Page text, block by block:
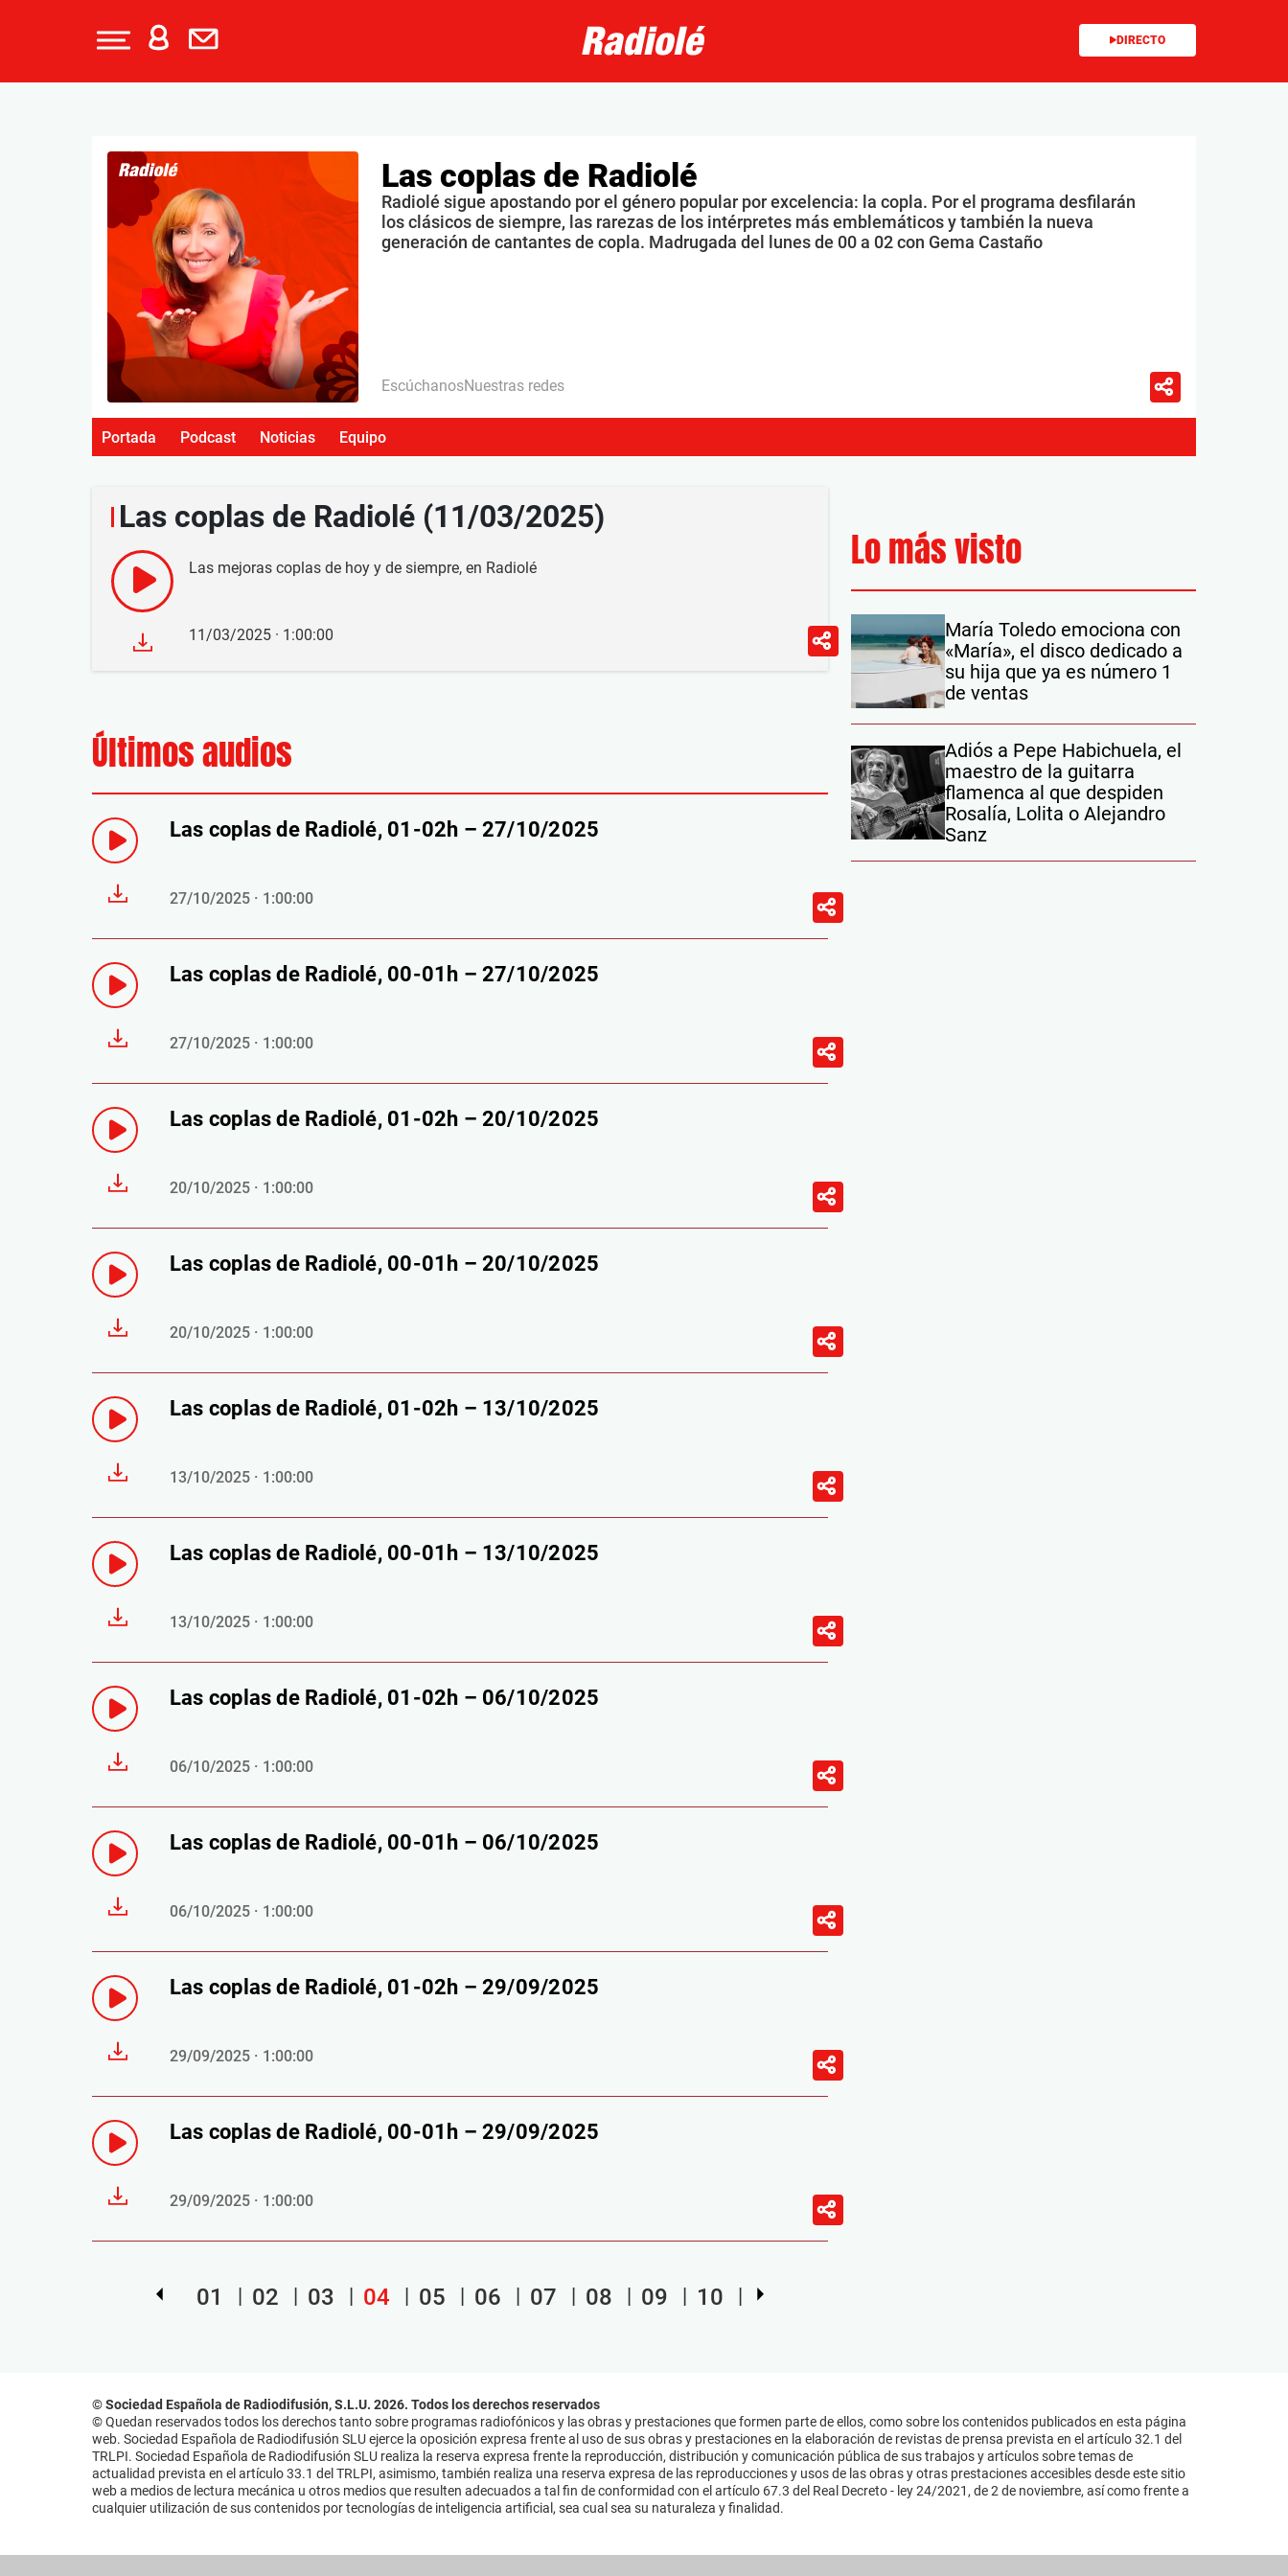
DIRECTO
Las coplas de Radiolé
Radiolé sigue apostando por el género popular por excelencia: la copla. Por el programa desfilarán
los clásicos de siempre, las rarezas de los intérpretes más emblemáticos y también la nueva
generación de cantantes de copla. Madrugada del lunes de 00 a 02 con Gema Castaño
EscúchanosNuestras redes
Portada Podcast Noticias Equipo
Las coplas de Radiolé (11/03/2025)
Las mejoras coplas de hoy y de siempre, en Radiolé
11/03/2025 · 1:00:00
Últimos audios
Las coplas de Radiolé, 01-02h – 27/10/2025
27/10/2025 · 1:00:00
Las coplas de Radiolé, 00-01h – 27/10/2025
27/10/2025 · 1:00:00
Las coplas de Radiolé, 01-02h – 20/10/2025
20/10/2025 · 1:00:00
Las coplas de Radiolé, 00-01h – 20/10/2025
20/10/2025 · 1:00:00
Las coplas de Radiolé, 01-02h – 13/10/2025
13/10/2025 · 1:00:00
Las coplas de Radiolé, 00-01h – 13/10/2025
13/10/2025 · 1:00:00
Las coplas de Radiolé, 01-02h – 06/10/2025
06/10/2025 · 1:00:00
Las coplas de Radiolé, 00-01h – 06/10/2025
06/10/2025 · 1:00:00
Las coplas de Radiolé, 01-02h – 29/09/2025
29/09/2025 · 1:00:00
Las coplas de Radiolé, 00-01h – 29/09/2025
29/09/2025 · 1:00:00
01 02 03 04 05 06 07 08 09 10
Lo más visto
María Toledo emociona con
«María», el disco dedicado a
su hija que ya es número 1
de ventas
Adiós a Pepe Habichuela, el
maestro de la guitarra
flamenca al que despiden
Rosalía, Lolita o Alejandro
Sanz
© Sociedad Española de Radiodifusión, S.L.U. 2026. Todos los derechos reservados
© Quedan reservados todos los derechos tanto sobre programas radiofónicos y las obras y prestaciones que formen parte de ellos, como sobre los contenidos publicados en esta página
web. Sociedad Española de Radiodifusión SLU ejerce la oposición expresa frente al uso de sus obras y prestaciones en la elaboración de revistas de prensa prevista en el artículo 32.1 del
TRLPI. Sociedad Española de Radiodifusión SLU realiza la reserva expresa frente la reproducción, distribución y comunicación pública de sus trabajos y artículos sobre temas de
actualidad prevista en el artículo 33.1 del TRLPI, asimismo, también realiza una reserva expresa de las reproducciones y usos de las obras y otras prestaciones accesibles desde este sitio
web a medios de lectura mecánica u otros medios que resulten adecuados a tal fin de conformidad con el artículo 67.3 del Real Decreto - ley 24/2021, de 2 de noviembre, así como frente a
cualquier utilización de sus contenidos por tecnologías de inteligencia artificial, sea cual sea su naturaleza y finalidad.